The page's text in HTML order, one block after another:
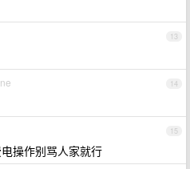
13
14
15
操作别骂人家就行